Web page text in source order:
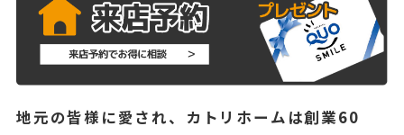
地元の皆様に愛され、カトリホームは創業60